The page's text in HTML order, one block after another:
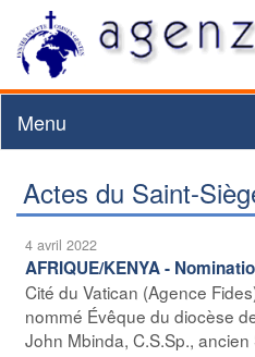
Menu
Actes du Saint-
4 avril 2022
AFRIQUE/KENYA -
Cité du Vatican (Agence
nommé Évêque du diocèse
John Mbinda, C.S.Sp.,